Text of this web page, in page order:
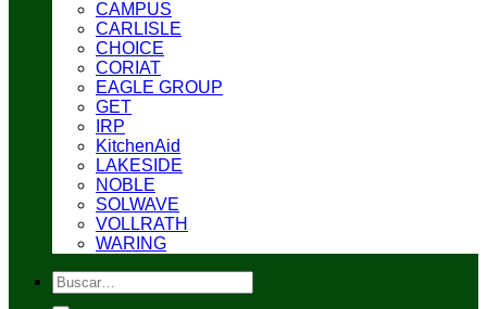
CAMPUS
CARLISLE
CHOICE
CORIAT
EAGLE GROUP
GET
IRP
KitchenAid
LAKESIDE
NOBLE
SOLWAVE
VOLLRATH
WARING
Buscar
por: